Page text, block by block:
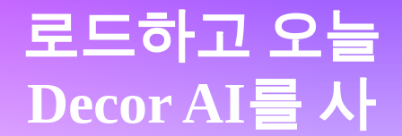
로드하고 오늘
Decor AI를 사